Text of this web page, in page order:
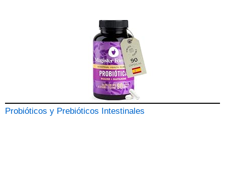
Probióticos y Prebióticos Intestinales